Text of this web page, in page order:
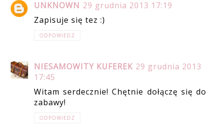
UNKNOWN 29 grudnia 2013 17:19
Zapisuje się tez :)
ODPOWIEDZ
NIESAMOWITY KUFEREK 29 grudnia 2013
17:45
Witam serdecznie! Chętnie dołączę się do
zabawy!
ODPOWIEDZ